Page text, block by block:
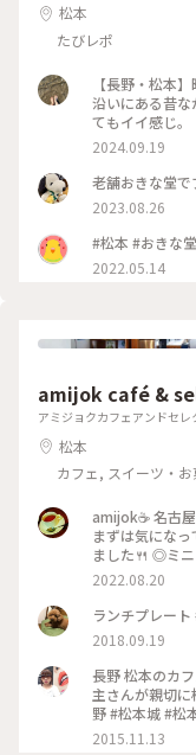
松本
たびレポ
【長野・松本
沿いにある昔な
てもイイ感じ。
た。 真ん中に
います。 チキ
との相性👍ハヤ
も美味しかっ
んですが、私
松本市 #松本市
イス #松本城周
2024.09.19
老舗おきな堂
2023.08.26
#松本 #おきな
2022.05.14
amijok café &
アミジョクカフェアンドセレ
松本
カフェ, スイーツ・
amijok☕ 名古
まずは気にな
ました🍴 ◎ミニトマトブラックオリーブクリームチーズ ◎ド
リップコーヒー
ケースでマフ
前にすると、
ホロホロのマ
オリーブの香
クリームチー
だいたオリー
楽しめました✨
つすっきり飲め
たくて、翌朝
2022.08.20
ランチプレー
2018.09.19
長野 松本のカ
主さんが親切に
野 #松本城 #松
2015.11.13